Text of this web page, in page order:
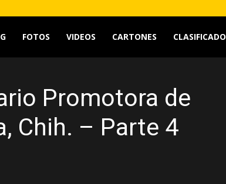
FOTOS VIDEOS CARTONES CLASIFICADO
Promotora de
Chih. – Parte 4